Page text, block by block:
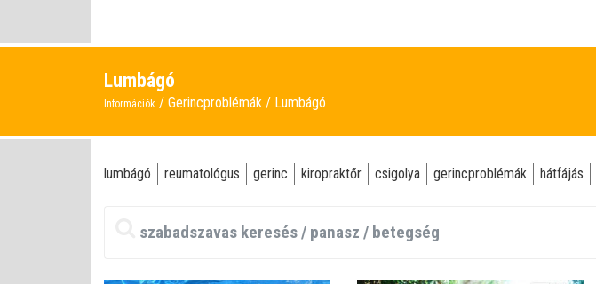
Lumbágó
Információk Gerincproblémák Lumbágó
lumbágó reumatológus gerinc kiropraktőr csigolya gerincproblémák hátfájás